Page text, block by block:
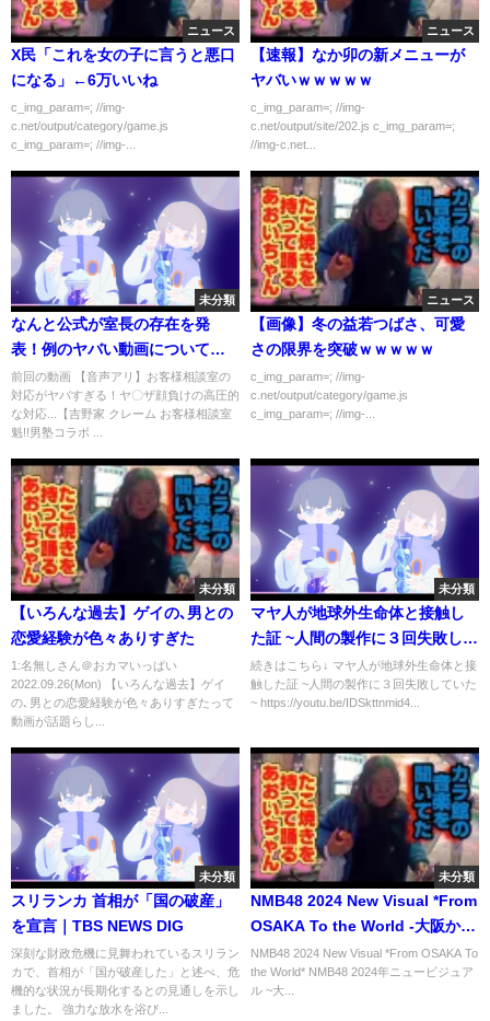
ニュース
X民「これを女の子に言うと悪口
になる」←6万いいね
c_img_param=; //img-
c.net/output/category/game.js
c_img_param=; //img-...
ニュース
【速報】なか卯の新メニューが
ヤバいｗｗｗｗｗ
c_img_param=; //img-
c.net/output/site/202.js c_img_param=;
//img-c.net...
未分類
なんと公式が室長の存在を発
表！例のヤバい動画についても
認めるも相変わらず上から対応
は変わらなくて草【吉野家 クレ
ーム お客様相談室 魁!!男塾コラ
前回の動画 【音声アリ】お客様相談室の
対応がヤバすぎる！ヤ〇ザ顔負けの高圧的
な対応...【吉野家 クレーム お客様相談室
魁!!男塾コラボ ...
ニュース
【画像】冬の益若つばさ、可愛
さの限界を突破ｗｗｗｗｗ
c_img_param=; //img-
c.net/output/category/game.js
c_img_param=; //img-...
未分類
【いろんな過去】ゲイの､男との
恋愛経験が色々ありすぎた
1:名無しさん＠おカマいっぱい
2022.09.26(Mon) 【いろんな過去】ゲイ
の､男との恋愛経験が色々ありすぎたって
動画が話題らし...
未分類
マヤ人が地球外生命体と接触し
た証 ~人間の製作に３回失敗して
いた~ #shorts
続きはこちら↓ マヤ人が地球外生命体と接
触した証 ~人間の製作に３回失敗していた
~ https://youtu.be/IDSkttnmid4...
未分類
スリランカ 首相が「国の破産」
を宣言｜TBS NEWS DIG
深刻な財政危機に見舞われているスリラン
カで、首相が「国が破産した」と述べ、危
機的な状況が長期化するとの見通しを示し
ました。 強力な放水を浴び...
未分類
NMB48 2024 New Visual *From
OSAKA To the World -大阪から
世界へ-*
NMB48 2024 New Visual *From OSAKA To
the World* NMB48 2024年ニュービジュア
ル ~大...